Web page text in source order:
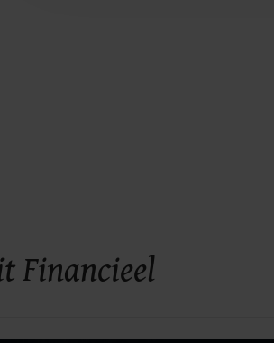
Financieel